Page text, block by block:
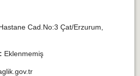
Cad.No:3 Çat/Erzurum,
Eklenmemiş